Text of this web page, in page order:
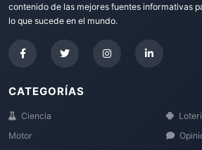
contenido de las mejores fuentes informativas
lo que sucede en el mundo.
CATEGORÍAS
Ciencia
Motor